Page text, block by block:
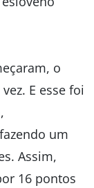
o
E esse foi
um
Assim,
16 pontos